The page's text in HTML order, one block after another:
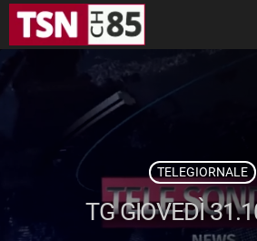
TELEGIORNALE
TG GIOVEDÌ